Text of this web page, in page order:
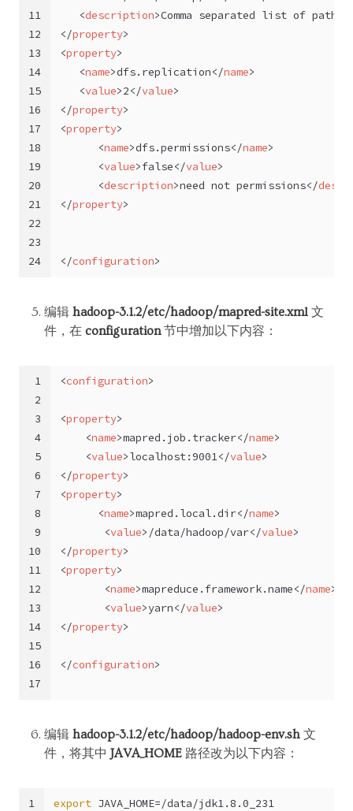
11
12
13
14
15
16
17
18
19
20
21
22
23
24
<description>Comma separated list of
</property>
<property>
<name>dfs.replication</name>
<value>2</value>
</property>
<property>
<name>dfs.permissions</name>
<value>false</value>
<description>need not permissions</
</property>
</configuration>
编辑 hadoop-3.1.2/etc/hadoop/mapred-site.xml 文
件，在 configuration节中增加以下内容：
1
2
3
4
5
6
7
8
9
10
11
12
13
14
15
16
17
<configuration>
<property>
<name>mapred.job.tracker</name>
<value>localhost:9001</value>
</property>
<property>
<name>mapred.local.dir</name>
<value> /data/hadoop/var</value>
</property>
<property>
<name>mapreduce.framework.name</name>
<value>yarn</value>
</property>
</configuration>
编辑 hadoop-3.1.2/etc/hadoop/hadoop-env.sh 文
件，将其中 JAVA_HOME 路径改为以下内容：
1 export JAVA_HOME=/data/jdk1.8.0_231